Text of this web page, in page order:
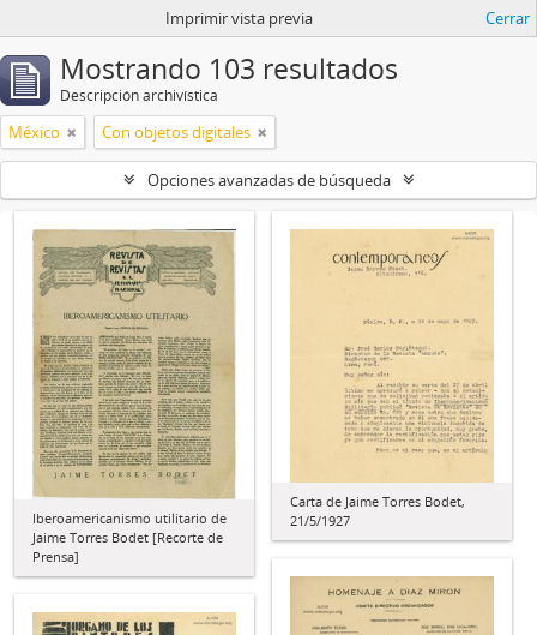
Imprimir vista previa Cerrar
Mostrando 103 resultados
Descripción archivística
México Con objetos digitales
Opciones avanzadas de búsqueda
Iberoamericanismo utilitario de
Jaime Torres Bodet [Recorte de
Prensa]
Carta de Jaime Torres Bodet,
21/5/1927